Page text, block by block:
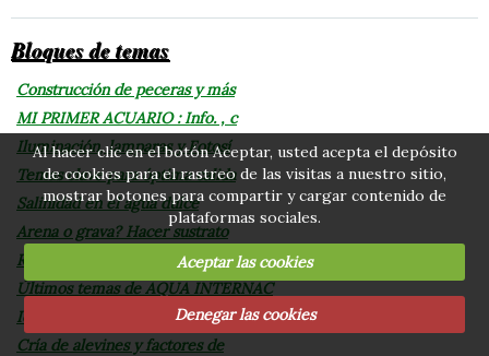
Bloques de temas
Construcción de peceras y más
MI PRIMER ACUARIO : Info. , c
Iluminación, lamparas y Fotosí
Temas clave para óptima calida
Salinidad en el agua dulce
Arena o grava? Hacer sustrato
Recolectando de la naturaleza
Últimos temas de AQUA INTERNAC
Ich o punto blanco e Hidropesi
Cría de alevines y factores de
Al hacer clic en el botón Aceptar, usted acepta el depósito
de cookies para el rastreo de las visitas a nuestro sitio,
mostrar botones para compartir y cargar contenido de
plataformas sociales.
Aceptar las cookies
Denegar las cookies